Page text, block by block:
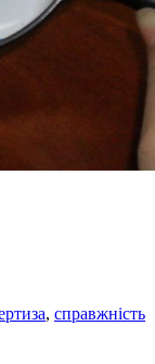
, справжність